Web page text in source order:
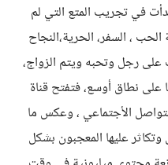
في تجريب المتع التي لم
الحب ، السفر، الحرية،النجاح
على رجل وتحبه ويتم الزواج،
على نطاق أوسع، فتفتح قناة
الأجتماعي ، وعكس ما
عليها المعجبون بشكل